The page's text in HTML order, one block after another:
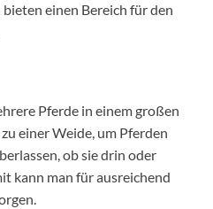
einen Bereich für den
Pferde in einem großen
einer Weide, um Pferden
ob sie drin oder
kann man für ausreichend